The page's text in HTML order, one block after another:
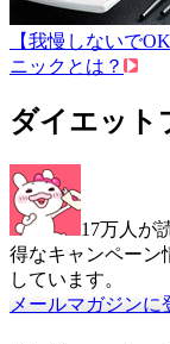
【我慢しないで
ニックとは？
ダイエット
17万人が
得なキャンペーン
しています。
メールマガジンに